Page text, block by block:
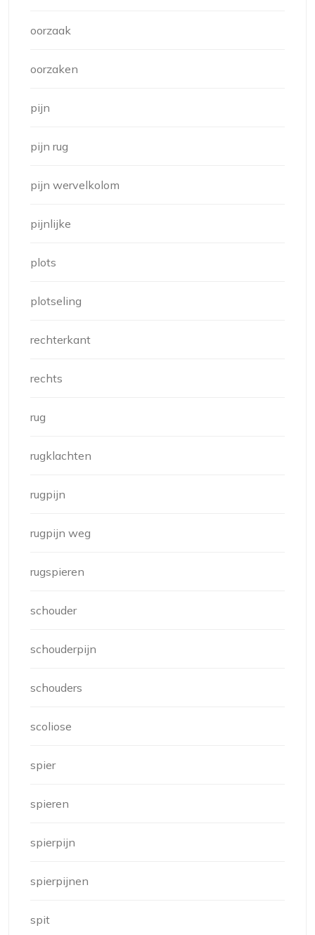
oorzaak
oorzaken
pijn
pijn rug
pijn wervelkolom
pijnlijke
plots
plotseling
rechterkant
rechts
rug
rugklachten
rugpijn
rugpijn weg
rugspieren
schouder
schouderpijn
schouders
scoliose
spier
spieren
spierpijn
spierpijnen
spit